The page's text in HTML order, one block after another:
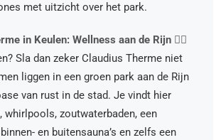
met uitzicht over het park.
in Keulen: Wellness aan de Rijn 🧘‍♂️
Sla dan zeker Claudius Therme niet
liggen in een groen park aan de Rijn
van rust in de stad. Je vindt hier
whirlpools, zoutwaterbaden, een
en buitensauna’s en zelfs een